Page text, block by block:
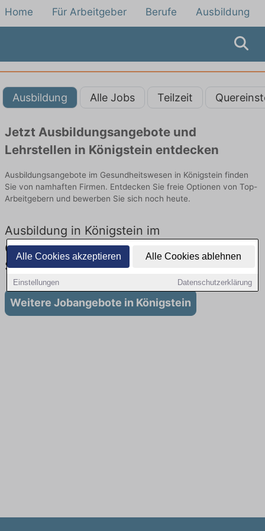
Alle Cookies akzeptieren Alle Cookies ablehnen
Einstellungen Datenschutzerklärung
Home Für Arbeitgeber Berufe Ausbildung
Ausbildung Alle Jobs Teilzeit
Jetzt Ausbildungsangebote und
Lehrstellen in Königstein entdecken
Ausbildungsangebote im Gesundheitswesen in Königstein finden
Sie von namhaften Firmen. Entdecken Sie freie Optionen von Top-
Arbeitgebern und bewerben Sie sich noch heute.
Ausbildung in Königstein im
Gesundheitswesen: Aktuell gibt es keine
Stellenangebote für Ausbildung in Königstein
Weitere Jobangebote in Königstein